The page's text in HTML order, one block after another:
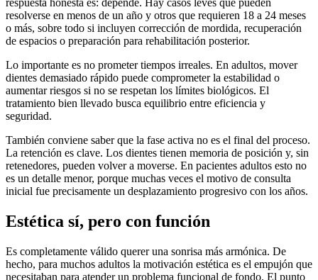
respuesta honesta es: depende. Hay casos leves que pueden
resolverse en menos de un año y otros que requieren 18 a 24 meses
o más, sobre todo si incluyen corrección de mordida, recuperación
de espacios o preparación para rehabilitación posterior.
Lo importante es no prometer tiempos irreales. En adultos, mover
dientes demasiado rápido puede comprometer la estabilidad o
aumentar riesgos si no se respetan los límites biológicos. El
tratamiento bien llevado busca equilibrio entre eficiencia y
seguridad.
También conviene saber que la fase activa no es el final del proceso.
La retención es clave. Los dientes tienen memoria de posición y, sin
retenedores, pueden volver a moverse. En pacientes adultos esto no
es un detalle menor, porque muchas veces el motivo de consulta
inicial fue precisamente un desplazamiento progresivo con los años.
Estética sí, pero con función
Es completamente válido querer una sonrisa más armónica. De
hecho, para muchos adultos la motivación estética es el empujón que
necesitaban para atender un problema funcional de fondo. El punto